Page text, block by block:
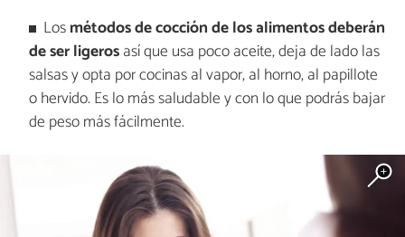
Losmétodos de cocción de los alimentos deberán
de ser ligerosasí que usa poco aceite, deja de lado las
salsas y opta por cocinas al vapor, al horno, al papillote
o hervido. Es lo más saludable y con lo que podrás bajar
de peso más fácilmente.